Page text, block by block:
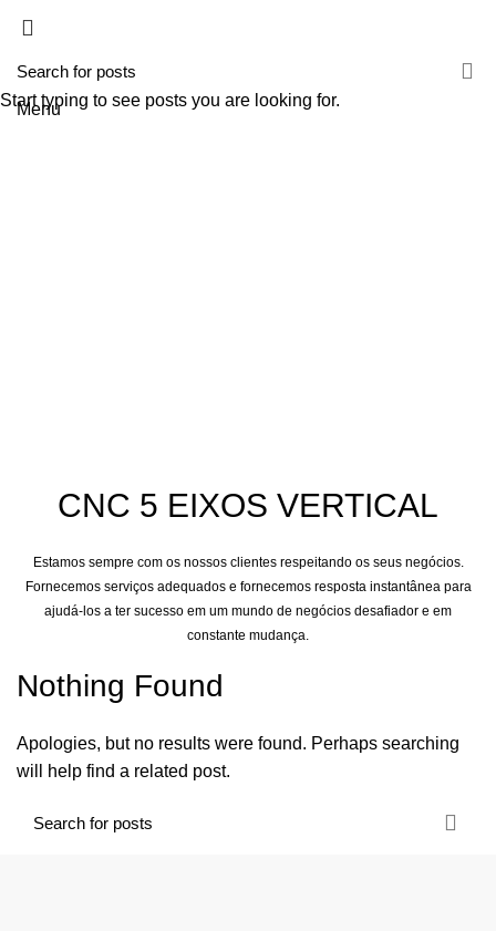
Menu
CNC 5 EIXOS VERTICAL
Estamos sempre com os nossos clientes respeitando os seus negócios.
Fornecemos serviços adequados e fornecemos resposta instantânea para
ajudá-los a ter sucesso em um mundo de negócios desafiador e em
constante mudança.
Nothing Found
Apologies, but no results were found. Perhaps searching
will help find a related post.
Start typing to see posts you are looking for.